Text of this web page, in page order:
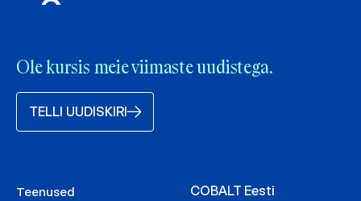
Ole kursis meie viimaste uudistega.
TELLI UUDISKIRI
Teenused
COBALT Eesti